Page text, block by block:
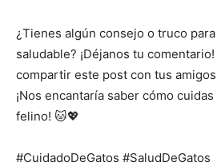
¿Tienes algún consejo o truco
saludable? ¡Déjanos tu
compartir este post con tus
¡Nos encantaría saber cómo
felino! 🐱💖
#CuidadoDeGatos #SaludDeGatos